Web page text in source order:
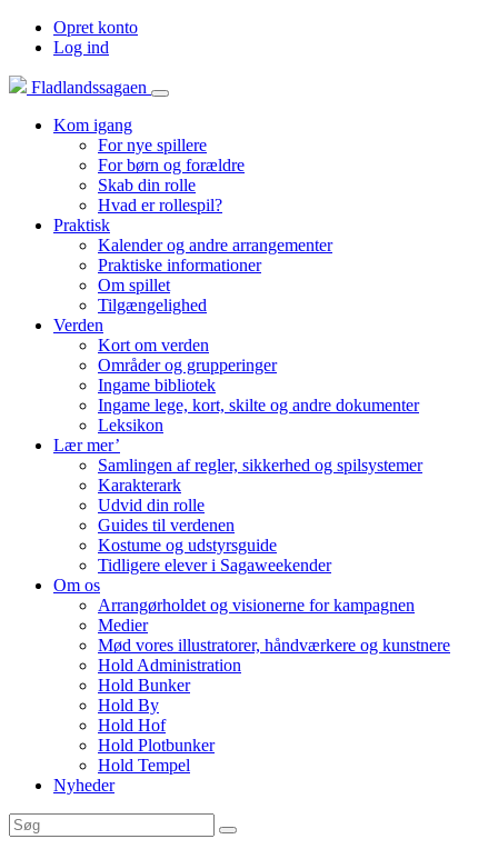
Opret konto
Log ind
Fladlandssagaen
Kom igang
For nye spillere
For børn og forældre
Skab din rolle
Hvad er rollespil?
Praktisk
Kalender og andre arrangementer
Praktiske informationer
Om spillet
Tilgængelighed
Verden
Kort om verden
Områder og grupperinger
Ingame bibliotek
Ingame lege, kort, skilte og andre dokumenter
Leksikon
Lær mer’
Samlingen af regler, sikkerhed og spilsystemer
Karakterark
Udvid din rolle
Guides til verdenen
Kostume og udstyrsguide
Tidligere elever i Sagaweekender
Om os
Arrangørholdet og visionerne for kampagnen
Medier
Mød vores illustratorer, håndværkere og kunstnere
Hold Administration
Hold Bunker
Hold By
Hold Hof
Hold Plotbunker
Hold Tempel
Nyheder